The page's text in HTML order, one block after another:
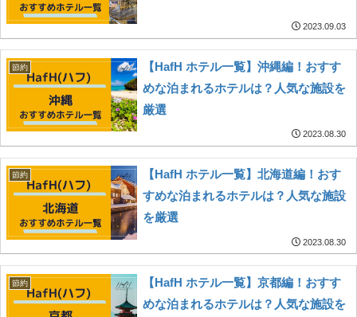
2023.09.03
節約
【HafH ホテル一覧】沖縄編！おすす
めな泊まれるホテルは？人気な施設を
厳選
2023.08.30
節約
【HafH ホテル一覧】北海道編！おす
すめな泊まれるホテルは？人気な施設
を厳選
2023.08.30
節約
【HafH ホテル一覧】京都編！おすす
めな泊まれるホテルは？人気な施設を